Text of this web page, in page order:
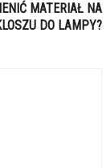
MATERIAŁ NA
DO LAMPY?